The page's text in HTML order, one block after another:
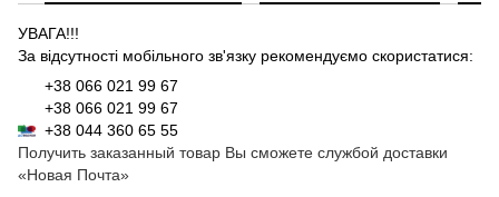
УВАГА!!!
За відсутності мобільного зв'язку рекомендуємо скористатися:
+38 066 021 99 67
+38 066 021 99 67
+38 044 360 65 55
Получить заказанный товар Вы сможете службой доставки
«Новая Почта»